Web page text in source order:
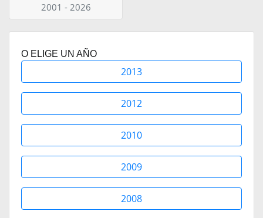
2001 - 2026
O ELIGE UN AÑO
2013
2012
2010
2009
2008